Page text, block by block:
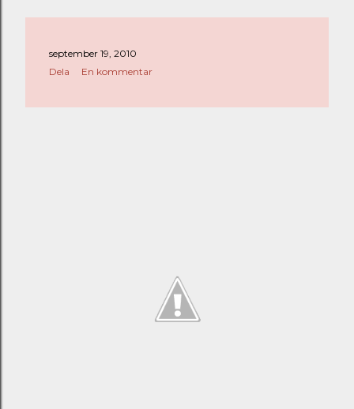
september 19, 2010
Dela
En kommentar